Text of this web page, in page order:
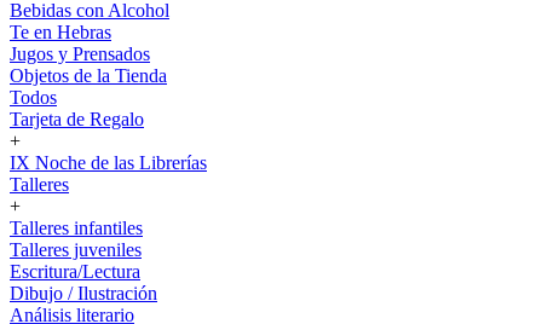
Bebidas con Alcohol
Te en Hebras
Jugos y Prensados
Objetos de la Tienda
Todos
Tarjeta de Regalo
+
IX Noche de las Librerías
Talleres
+
Talleres infantiles
Talleres juveniles
Escritura/Lectura
Dibujo / Ilustración
Análisis literario